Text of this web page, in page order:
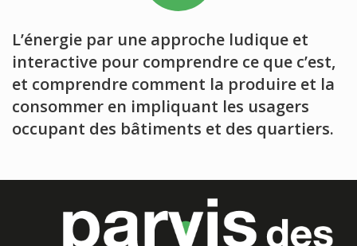
L’énergie par une approche ludique et
interactive pour comprendre ce que c’est,
et comprendre comment la produire et la
consommer en impliquant les usagers
occupant des bâtiments et des quartiers.